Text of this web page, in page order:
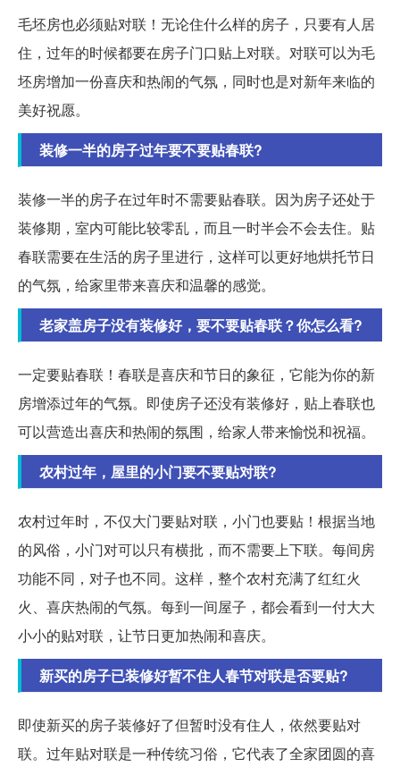
毛坯房也必须贴对联！无论住什么样的房子，只要有人居
住，过年的时候都要在房子门口贴上对联。对联可以为毛
坯房增加一份喜庆和热闹的气氛，同时也是对新年来临的
美好祝愿。
装修一半的房子过年要不要贴春联?
装修一半的房子在过年时不需要贴春联。因为房子还处于
装修期，室内可能比较零乱，而且一时半会不会去住。贴
春联需要在生活的房子里进行，这样可以更好地烘托节日
的气氛，给家里带来喜庆和温馨的感觉。
老家盖房子没有装修好，要不要贴春联？你怎么看?
一定要贴春联！春联是喜庆和节日的象征，它能为你的新
房增添过年的气氛。即使房子还没有装修好，贴上春联也
可以营造出喜庆和热闹的氛围，给家人带来愉悦和祝福。
农村过年，屋里的小门要不要贴对联?
农村过年时，不仅大门要贴对联，小门也要贴！根据当地
的风俗，小门对可以只有横批，而不需要上下联。每间房
功能不同，对子也不同。这样，整个农村充满了红红火
火、喜庆热闹的气氛。每到一间屋子，都会看到一付大大
小小的贴对联，让节日更加热闹和喜庆。
新买的房子已装修好暂不住人春节对联是否要贴?
即使新买的房子装修好了但暂时没有住人，依然要贴对
联。过年贴对联是一种传统习俗，它代表了全家团圆的喜